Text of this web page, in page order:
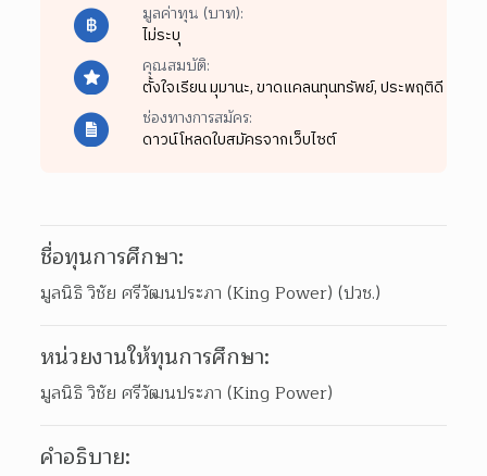
มูลค่าทุน (บาท):
ไม่ระบุ
คุณสมบัติ:
ตั้งใจเรียน มุมานะ,ขาดแคลนทุนทรัพย์,ประพฤติดี
ช่องทางการสมัคร:
ดาวน์โหลดใบสมัครจากเว็บไซต์
ชื่อทุนการศึกษา:
มูลนิธิ วิชัย ศรีวัฒนประภา (King Power) (ปวช.)
หน่วยงานให้ทุนการศึกษา:
มูลนิธิ วิชัย ศรีวัฒนประภา (King Power)
คำอธิบาย: